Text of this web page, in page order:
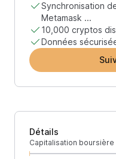
Synchronisation
Metamask ...
10,000 cryptos
Données
Détails
Capitalisation boursière